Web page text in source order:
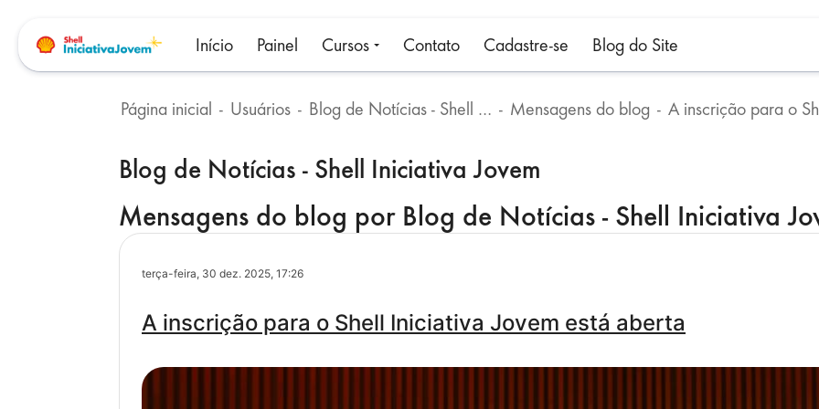
Início Painel Cursos Contato Cadastre-se Blog do Site
Página inicial Usuários Blog de Notícias - Shell Iniciativa Jovem Mensagens do blog
Blocos
Blog de Notícias - Shell Iniciativa Jovem
Mensagens do blog por Blog de Notícias - Shell Iniciativa
terça-feira, 30 dez. 2025, 17:26
A inscrição para o Shell Iniciativa Jovem está aberta